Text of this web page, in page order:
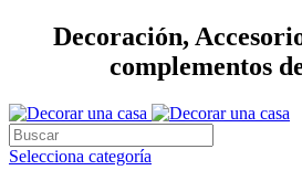
Decoración,
complementos
Selecciona categoría